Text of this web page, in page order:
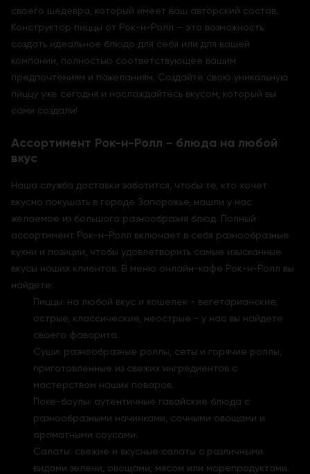
своего шедевра, который имеет ваш авторский состав.
Конструктор пиццы от Рок-н-Ролл – это возможность
создать идеальное блюдо для себя или для вашей
компании, полностью соответствующее вашим
предпочтениям и пожеланиям. Создайте свою уникальную
пиццу уже сегодня и наслаждайтесь вкусом, который вы
сами создали!
Ассортимент Рок-н-Ролл - блюда на любой
вкус
Наша служба доставки заботится, чтобы те, кто хочет
вкусно покушать в городе Запорожье, нашли у нас
желаемое из большого разнообразия блюд. Полный
ассортимент Рок-н-Ролл включает в себя разнообразные
кухни и позиции, чтобы удовлетворить самые изысканные
вкусы наших клиентов. В меню онлайн-кафе Рок-н-Ролл вы
найдете:
Пиццы: на любой вкус и кошелек - вегетарианские,
острые, классические, неострые - у нас вы найдете
своего фаворита.
Суши: разнообразные роллы, сеты и горячие роллы,
приготовленные из свежих ингредиентов с
мастерством наших поваров.
Поке-боулы: аутентичные гавайские блюда с
разнообразными начинками, сочными овощами и
ароматными соусами.
Салаты: свежие и вкусные салаты с различными
видами зелени, овощами, мясом или морепродуктами.